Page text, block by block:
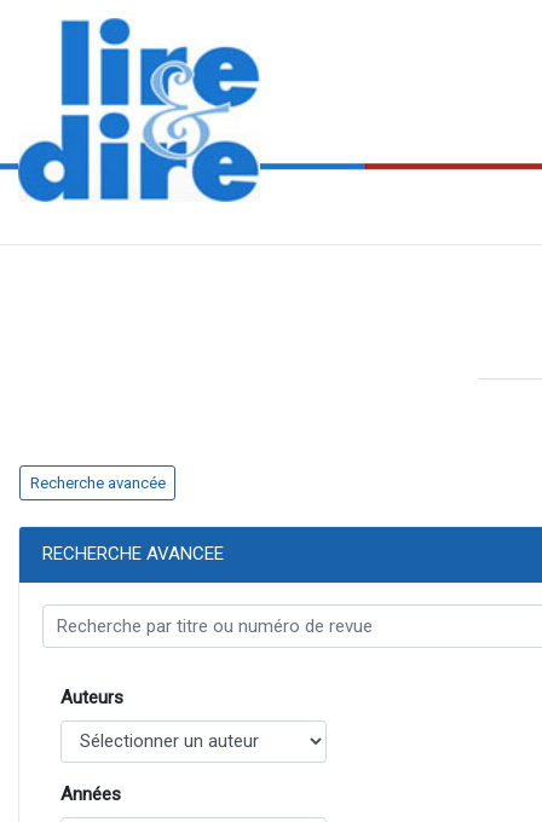
Recherche avancée
RECHERCHE AVANCEE
Auteurs
Années